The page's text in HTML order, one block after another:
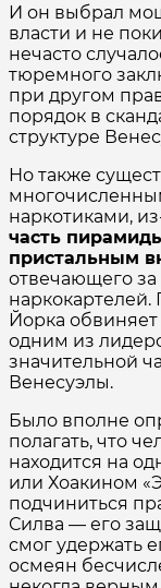
И он выбрал
власти и не
нечасто
тюремного
при другом
порядок в
структуре
Но также
наркотиками,
часть
пристальным
отвечающего
Йорка обвиняет
одним из
значительной
Венесуэлы.
Было вполне
полагать, что
находится на
или Хоакином
подчиниться
Силва — его
смог удержать
осмеян